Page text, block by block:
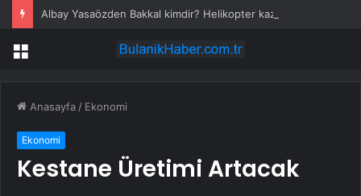
Menü
Anasayfa / Ekonomi
Ekonomi
Kestane Üretimi Artacak